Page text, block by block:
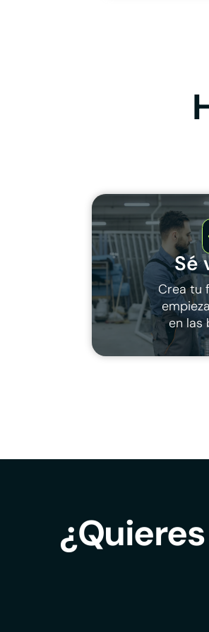
Sé
Crea tu
en las